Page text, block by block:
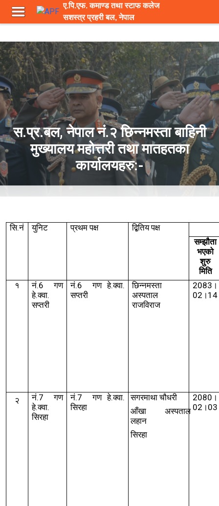
ए.पि.एफ. कमाण्ड तथा स्टाफ कलेज
सशस्त्र प्रहरी बल, नेपाल
स.प्र.बल, नेपाल नं.२ छिन्नमस्ता बाहिनी
मुख्यालय महोत्तरी तथा मातहतका
कार्यालयहरु:-
सि.नं युनिट प्रथम पक्ष
द्बितिय पक्ष
सम्झौता
भएको
शुरु
मिति
१
नं.6गण
हे.क्वा.
सप्तरी
नं.6गण हे.क्वा.
सप्तरी
छिन्नमस्ता
अस्पताल
राजविराज
2083।
02।14
२ नं.7गण
हे.क्वा.
सिरहा
नं.7गण हे.क्वा.
सिरहा
सगरमाथा चौधरी
आँखा अस्पताल
लहान
सिरहा
2080।
02।03